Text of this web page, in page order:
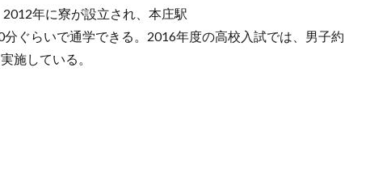
年に寮が設立され、本庄駅
ぐらいで通学できる。2016年度の高校入試では、男子約
施している。